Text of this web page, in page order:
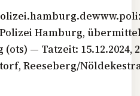
Hamburg,
— Tatzeit: 15.12.2024,
Reeseberg/